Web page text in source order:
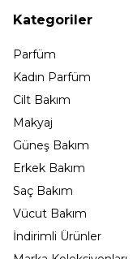
Kategoriler
Parfüm
Kadın Parfüm
Cilt Bakım
Makyaj
Güneş Bakım
Erkek Bakım
Saç Bakım
Vücut Bakım
İndirimli Ürünler